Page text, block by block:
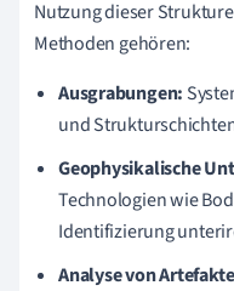
Nutzung dieser
Methoden gehören:
Ausgrabungen:
und
Geophysikalische
Technologien wie
Identifizierung
Analyse von